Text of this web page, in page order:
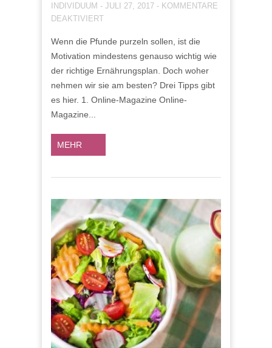
INDIVIDUUM - JULI 27, 2017 - KOMMENTARE
DEAKTIVIERTFÜR
FÜRS
ABNEHMEN:
HIER
FINDEN
Wenn die Pfunde purzeln sollen, ist die
Motivation mindestens genauso wichtig wie
der richtige Ernährungsplan. Doch woher
nehmen wir sie am besten? Drei Tipps gibt
es hier. 1. Online-Magazine Online-
Magazine...
MEHR